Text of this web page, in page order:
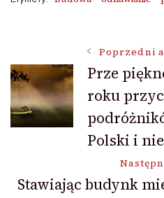
Nawigacja
wpisu
Poprzedni
Prze
roku
Polski i
Stawiając budynk